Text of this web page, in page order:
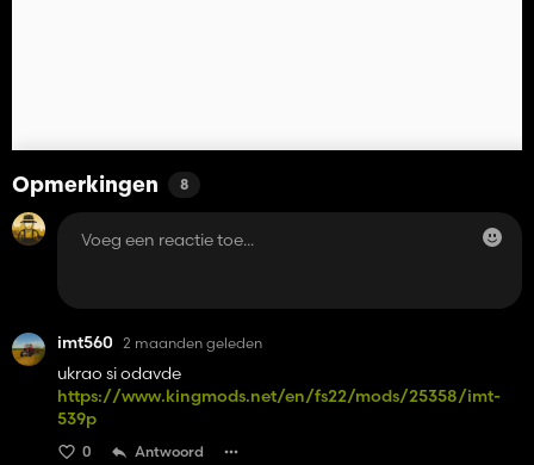
Opmerkingen 8
imt560 2 maanden geleden
ukrao si odavde
https://www.kingmods.net/en/fs22/mods/25358/imt-
539p
0 Antwoord